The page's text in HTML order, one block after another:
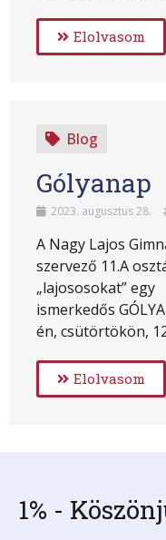
Elolvasom
Blog
Gólyanap
2023. augusztus 28.
A Nagy Lajos
szervező 11.A
„lajososokat” egy
ismerkedős
én, csütörtökön,
Elolvasom
1% -